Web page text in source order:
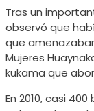
Tras un
observó que
que
Mujeres
kukama que
En 2010, casi